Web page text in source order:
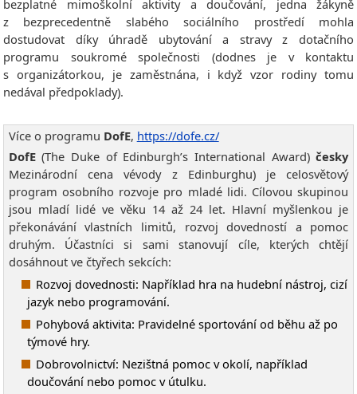
bezplatné mimoškolní aktivity a doučování, jedna žákyně
z bezprecedentně slabého sociálního prostředí mohla
dostudovat díky úhradě ubytování a stravy z dotačního
programu soukromé společnosti (dodnes je v kontaktu
s organizátorkou, je zaměstnána, i když vzor rodiny tomu
nedával předpoklady).
Více o programu DofE, https://dofe.cz/
DofE(The Duke of Edinburgh’s International Award)česky
Mezinárodní cena vévody z Edinburghu) je celosvětový
program osobního rozvoje pro mladé lidi. Cílovou skupinou
jsou mladí lidé ve věku 14 až 24 let. Hlavní myšlenkou je
překonávání vlastních limitů, rozvoj dovedností a pomoc
druhým. Účastníci si sami stanovují cíle, kterých chtějí
dosáhnout ve čtyřech sekcích:
Rozvoj dovednosti: Například hra na hudební nástroj, cizí
jazyk nebo programování.
Pohybová aktivita: Pravidelné sportování od běhu až po
týmové hry.
Dobrovolnictví: Nezištná pomoc v okolí, například
doučování nebo pomoc v útulku.